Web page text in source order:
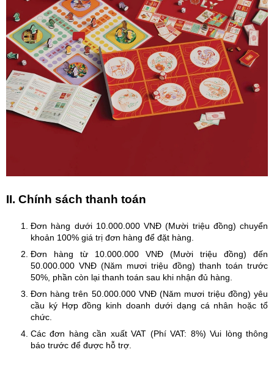
II. Chính sách thanh toán
Đơn hàng dưới 10.000.000 VNĐ (Mười triệu đồng) chuyển
khoản 100% giá trị đơn hàng để đặt hàng.
Đơn hàng từ 10.000.000 VNĐ (Mười triệu đồng) đến
50.000.000 VNĐ (Năm mươi triệu đồng) thanh toán trước
50%, phần còn lại thanh toán sau khi nhận đủ hàng.
Đơn hàng trên 50.000.000 VNĐ (Năm mươi triệu đồng) yêu
cầu ký Hợp đồng kinh doanh dưới dạng cá nhân hoặc tổ
chức.
Các đơn hàng cần xuất VAT (Phí VAT: 8%) Vui lòng thông
báo trước để được hỗ trợ.